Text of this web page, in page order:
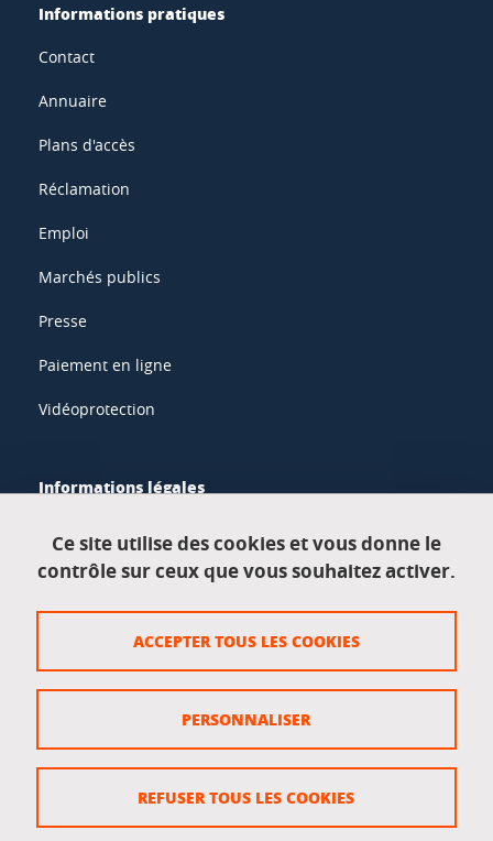
Informations pratiques
Contact
Annuaire
Plans d'accès
Réclamation
Emploi
Marchés publics
Presse
Paiement en ligne
Vidéoprotection
Informations légales
Données personnelles
Crédits
Gestion des cookies
Accessibilité : non conforme
Ce site utilise des cookies et vous donne le
contrôle sur ceux que vous souhaitez activer.
ACCEPTER TOUS LES COOKIES
REFUSER TOUS LES COOKIES
PERSONNALISER